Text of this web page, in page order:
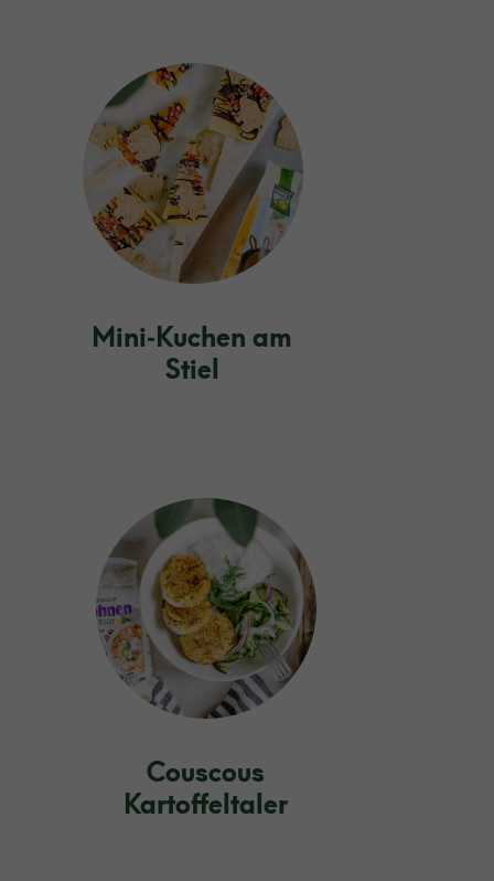
Mini‑Kuchen am
Stiel
Couscous
Kartoffeltaler